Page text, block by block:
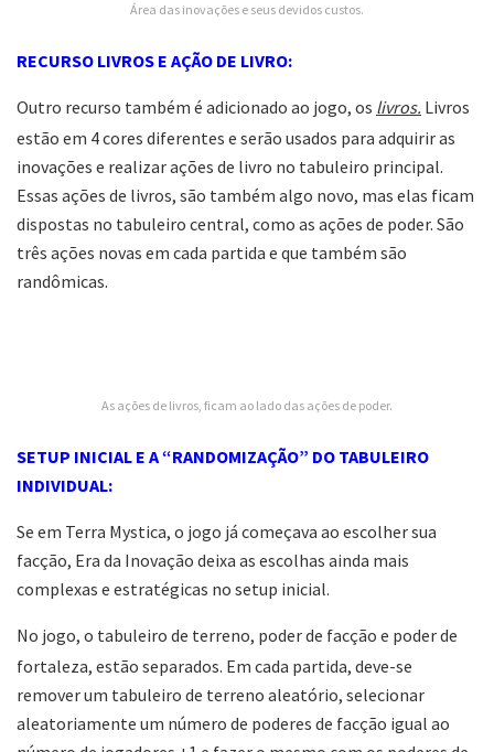
Área das inovações e seus devidos custos.
RECURSO LIVROS E AÇÃO DE LIVRO:
Outro recurso também é adicionado ao jogo, os livros. Livros
estão em 4 cores diferentes e serão usados para adquirir as
inovações e realizar ações de livro no tabuleiro principal.
Essas ações de livros, são também algo novo, mas elas ficam
dispostas no tabuleiro central, como as ações de poder. São
três ações novas em cada partida e que também são
randômicas.
As ações de livros, ficam ao lado das ações de poder.
SETUP INICIAL E A “RANDOMIZAÇÃO” DO TABULEIRO
INDIVIDUAL:
Se em Terra Mystica, o jogo já começava ao escolher sua
facção, Era da Inovação deixa as escolhas ainda mais
complexas e estratégicas no setup inicial.
No jogo, o tabuleiro de terreno, poder de facção e poder de
fortaleza, estão separados. Em cada partida, deve-se
remover um tabuleiro de terreno aleatório, selecionar
aleatoriamente um número de poderes de facção igual ao